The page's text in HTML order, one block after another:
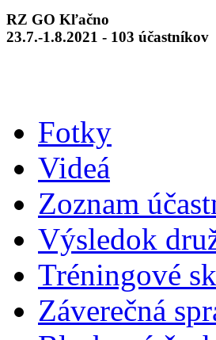
RZ GO Kľačno
23.7.-1.8.2021 - 103 účastníkov
Fotky
Videá
Zoznam
Výsledok
Tréningové
Záverečná